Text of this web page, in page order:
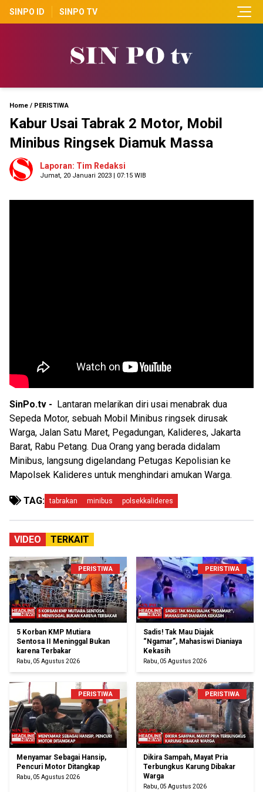
SINPO ID SINPO TV
Home / PERISTIWA
Kabur Usai Tabrak 2 Motor, Mobil
Minibus Ringsek Diamuk Massa
Laporan: Tim Redaksi
Jumat, 20 Januari 2023 | 07:15 WIB
SinPo.tv -
Lantaran melarikan diri usai menabrak dua
Sepeda Motor, sebuah Mobil Minibus ringsek dirusak
Warga, Jalan Satu Maret, Pegadungan, Kalideres, Jakarta
Barat, Rabu Petang. Dua Orang yang berada didalam
Minibus, langsung digelandang Petugas Kepolisian ke
Mapolsek Kalideres untuk menghindari amukan Warga.
TAG: tabrakan minibus polsekkalideres
VIDEO TERKAIT
PERISTIWA
5 Korban KMP Mutiara
Sentosa II Meninggal Bukan
karena Terbakar
Rabu, 05 Agustus 2026
PERISTIWA
Sadis! Tak Mau Diajak
“Ngamar”, Mahasiswi Dianiaya
Kekasih
Rabu, 05 Agustus 2026
PERISTIWA
Menyamar Sebagai Hansip,
Pencuri Motor Ditangkap
Rabu, 05 Agustus 2026
PERISTIWA
Dikira Sampah, Mayat Pria
Terbungkus Karung Dibakar
Warga
Rabu, 05 Agustus 2026